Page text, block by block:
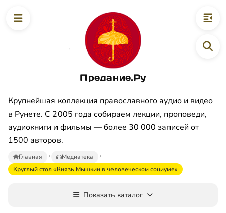
Предание.Ру
Крупнейшая коллекция православного аудио и видео
в Рунете. С 2005 года собираем лекции, проповеди,
аудиокниги и фильмы — более 30 000 записей от
1500 авторов.
Главная
Медиатека
Круглый стол «Князь Мышкин в человеческом социуме»
Показать каталог